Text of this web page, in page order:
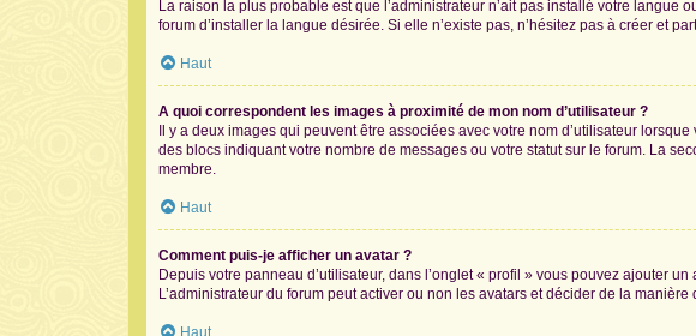
La raison la plus probable est que l’administrateur n’ait pas installé votre
forum d’installer la langue désirée. Si elle n’existe pas, n’hésitez pas à créer et
Haut
A quoi correspondent les images à proximité de mon nom d’utilisateur ?
Il y a deux images qui peuvent être associées avec votre nom d’utilisateur
des blocs indiquant votre nombre de messages ou votre statut sur le forum. La
membre.
Haut
Comment puis-je afficher un avatar ?
Depuis votre panneau d’utilisateur, dans l’onglet « profil » vous pouvez ajouter
L’administrateur du forum peut activer ou non les avatars et décider de la
Haut